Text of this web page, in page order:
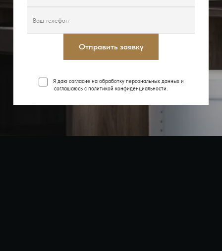
Отправить заявку
Я даю согласие на обработку персональных данных и
соглашаюсь с политикой конфиденциальности.